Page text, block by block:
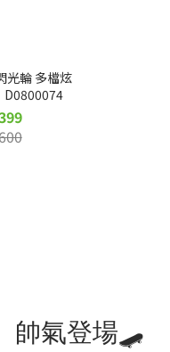
光輪 多檔炫
D0800074
帥氣登場🛹